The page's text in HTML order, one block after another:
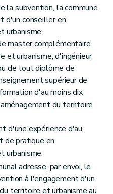
la subvention, la commune
d'un conseiller en
urbanisme:
master complémentaire
et urbanisme, d'ingénieur
de tout diplôme de
supérieur de
d'au moins dix
du territoire
d'une expérience d'au
de pratique en
urbanisme.
adresse, par envoi, le
à l'engagement d'un
territoire et urbanisme au